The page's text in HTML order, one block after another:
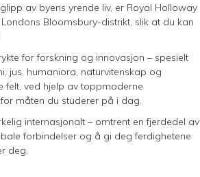
av byens yrende liv, er Royal Holloway
Bloomsbury-distrikt, slik at du kan
for forskning og innovasjon – spesielt
jus, humaniora, naturvitenskap og
felt, ved hjelp av toppmoderne
måten du studerer på i dag.
internasjonalt – omtrent en fjerdedel av
forbindelser og å gi deg ferdighetene
deg.